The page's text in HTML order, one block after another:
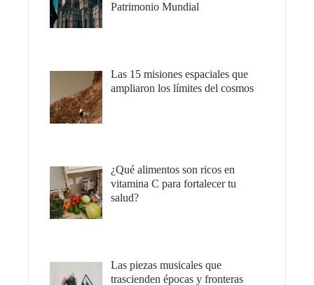
Patrimonio Mundial
Las 15 misiones espaciales que
ampliaron los límites del cosmos
¿Qué alimentos son ricos en
vitamina C para fortalecer tu
salud?
Las piezas musicales que
trascienden épocas y fronteras